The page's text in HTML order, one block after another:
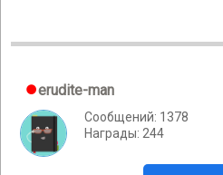
erudite-man
Сообщений: 1378
Награды: 244